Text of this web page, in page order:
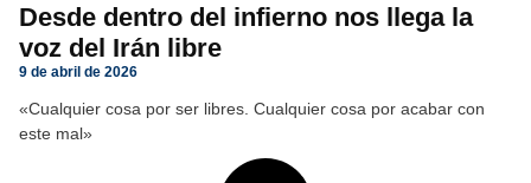
Desde dentro del infierno nos llega la
voz del Irán libre
9 de abril de 2026
«Cualquier cosa por ser libres. Cualquier cosa por acabar con
este mal»